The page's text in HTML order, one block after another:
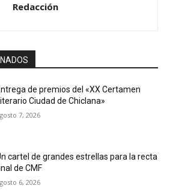
Redacción
de premios del «XX Certamen
Ciudad de Chiclana»
7, 2026
cartel de grandes estrellas para la recta
de CMF
6, 2026